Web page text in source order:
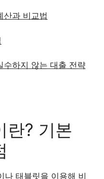
산과 비교법
수하지 않는 대출 전략
란? 기본
나 태블릿을 이용해 비